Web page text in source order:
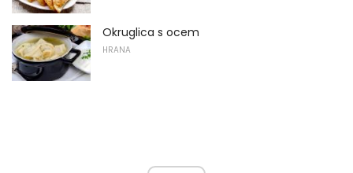
Okruglica s ocem
HRANA